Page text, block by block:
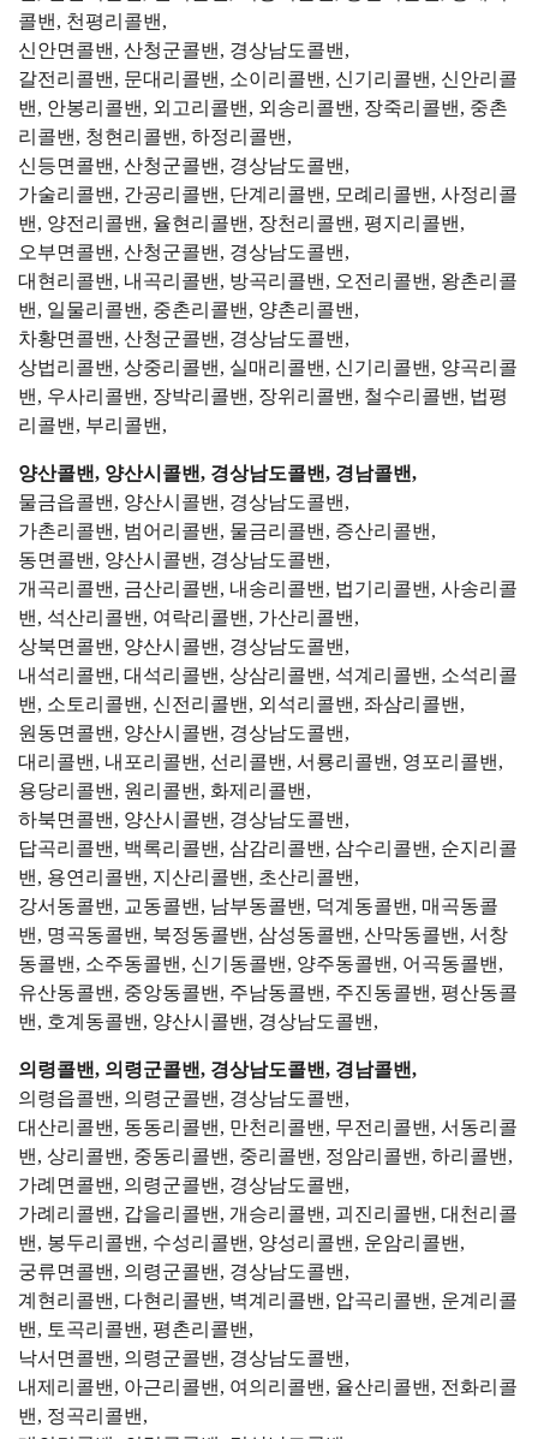
콜밴, 천평리콜밴,
신안면콜밴, 산청군콜밴, 경상남도콜밴,
갈전리콜밴, 문대리콜밴, 소이리콜밴, 신기리콜밴, 신안리콜
밴, 안봉리콜밴, 외고리콜밴, 외송리콜밴, 장죽리콜밴, 중촌
리콜밴, 청현리콜밴, 하정리콜밴,
신등면콜밴, 산청군콜밴, 경상남도콜밴,
가술리콜밴, 간공리콜밴, 단계리콜밴, 모례리콜밴, 사정리콜
밴, 양전리콜밴, 율현리콜밴, 장천리콜밴, 평지리콜밴,
오부면콜밴, 산청군콜밴, 경상남도콜밴,
대현리콜밴, 내곡리콜밴, 방곡리콜밴, 오전리콜밴, 왕촌리콜
밴, 일물리콜밴, 중촌리콜밴, 양촌리콜밴,
차황면콜밴, 산청군콜밴, 경상남도콜밴,
상법리콜밴, 상중리콜밴, 실매리콜밴, 신기리콜밴, 양곡리콜
밴, 우사리콜밴, 장박리콜밴, 장위리콜밴, 철수리콜밴, 법평
리콜밴, 부리콜밴,
양산콜밴, 양산시콜밴, 경상남도콜밴, 경남콜밴,
물금읍콜밴, 양산시콜밴, 경상남도콜밴,
가촌리콜밴, 범어리콜밴, 물금리콜밴, 증산리콜밴,
동면콜밴, 양산시콜밴, 경상남도콜밴,
개곡리콜밴, 금산리콜밴, 내송리콜밴, 법기리콜밴, 사송리콜
밴, 석산리콜밴, 여락리콜밴, 가산리콜밴,
상북면콜밴, 양산시콜밴, 경상남도콜밴,
내석리콜밴, 대석리콜밴, 상삼리콜밴, 석계리콜밴, 소석리콜
밴, 소토리콜밴, 신전리콜밴, 외석리콜밴, 좌삼리콜밴,
원동면콜밴, 양산시콜밴, 경상남도콜밴,
대리콜밴, 내포리콜밴, 선리콜밴, 서룡리콜밴, 영포리콜밴,
용당리콜밴, 원리콜밴, 화제리콜밴,
하북면콜밴, 양산시콜밴, 경상남도콜밴,
답곡리콜밴, 백록리콜밴, 삼감리콜밴, 삼수리콜밴, 순지리콜
밴, 용연리콜밴, 지산리콜밴, 초산리콜밴,
강서동콜밴, 교동콜밴, 남부동콜밴, 덕계동콜밴, 매곡동콜
밴, 명곡동콜밴, 북정동콜밴, 삼성동콜밴, 산막동콜밴, 서창
동콜밴, 소주동콜밴, 신기동콜밴, 양주동콜밴, 어곡동콜밴,
유산동콜밴, 중앙동콜밴, 주남동콜밴, 주진동콜밴, 평산동콜
밴, 호계동콜밴, 양산시콜밴, 경상남도콜밴,
의령콜밴, 의령군콜밴, 경상남도콜밴, 경남콜밴,
의령읍콜밴, 의령군콜밴, 경상남도콜밴,
대산리콜밴, 동동리콜밴, 만천리콜밴, 무전리콜밴, 서동리콜
밴, 상리콜밴, 중동리콜밴, 중리콜밴, 정암리콜밴, 하리콜밴,
가례면콜밴, 의령군콜밴, 경상남도콜밴,
가례리콜밴, 갑을리콜밴, 개승리콜밴, 괴진리콜밴, 대천리콜
밴, 봉두리콜밴, 수성리콜밴, 양성리콜밴, 운암리콜밴,
궁류면콜밴, 의령군콜밴, 경상남도콜밴,
계현리콜밴, 다현리콜밴, 벽계리콜밴, 압곡리콜밴, 운계리콜
밴, 토곡리콜밴, 평촌리콜밴,
낙서면콜밴, 의령군콜밴, 경상남도콜밴,
내제리콜밴, 아근리콜밴, 여의리콜밴, 율산리콜밴, 전화리콜
밴, 정곡리콜밴,